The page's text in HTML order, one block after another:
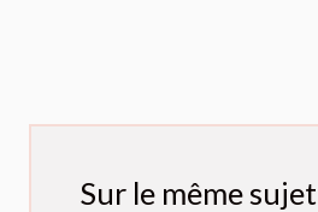
Sur le même sujet